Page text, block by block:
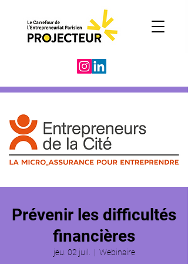
Prévenir les difficultés
financières
jeu. 02 juil.
  |
Webinaire